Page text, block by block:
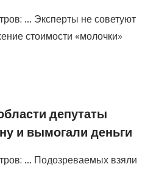
… Эксперты не советуют
стоимости «молочки»
депутаты
и вымогали деньги
… Подозреваемых взяли